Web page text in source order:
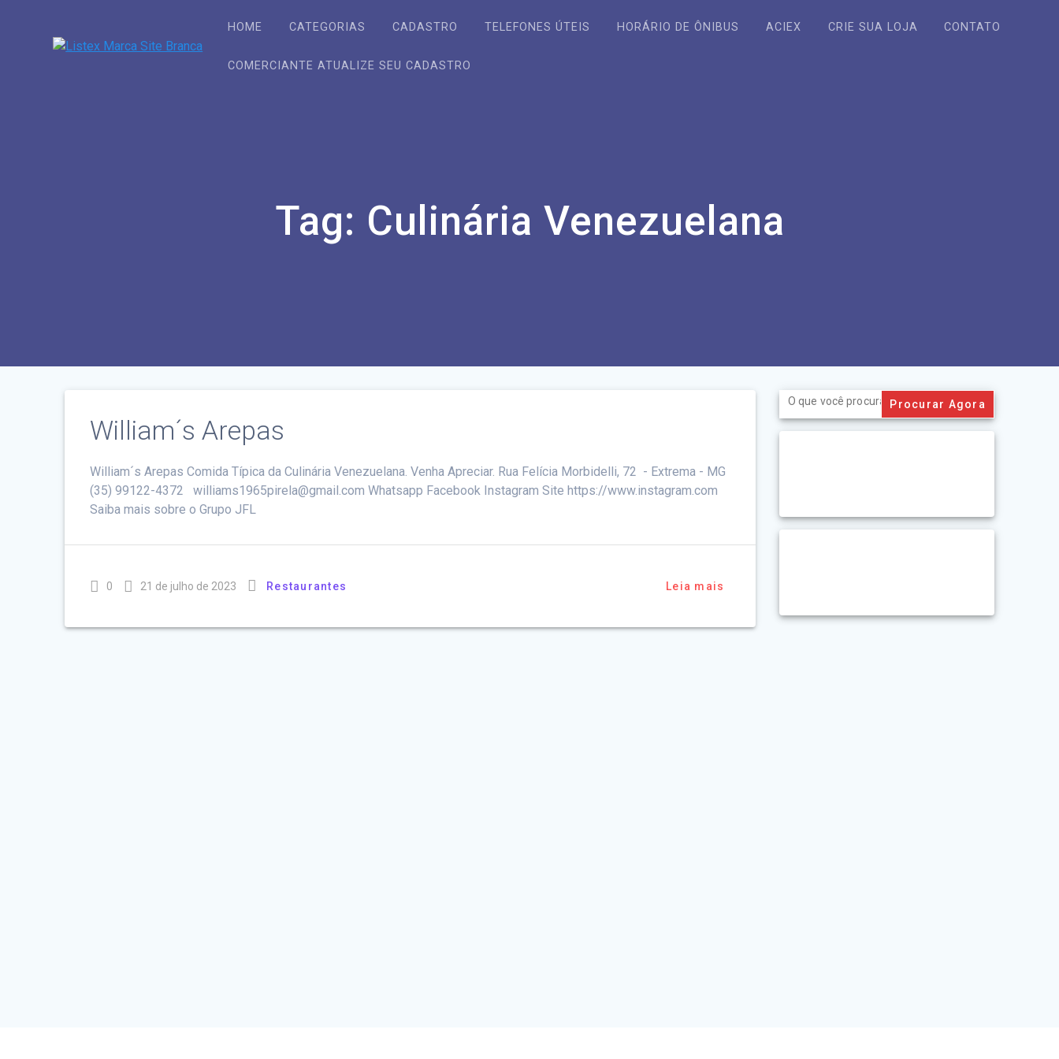
HOME CATEGORIAS CADASTRO TELEFONES ÚTEIS HORÁRIO DE ÔNIBUS ACIEX CRIE SUA LOJA CONTATO
COMERCIANTE ATUALIZE SEU CADASTRO
Tag: Culinária Venezuelana
William´s Arepas
William´s Arepas Comida Típica da Culinária Venezuelana. Venha Apreciar. Rua Felícia Morbidelli, 72 - Extrema - MG
(35) 99122-4372 williams1965pirela@gmail.com Whatsapp Facebook Instagram Site https://www.instagram.com
Saiba mais sobre o Grupo JFL
0 21 de julho de 2023 Restaurantes Leia mais
Search
for: